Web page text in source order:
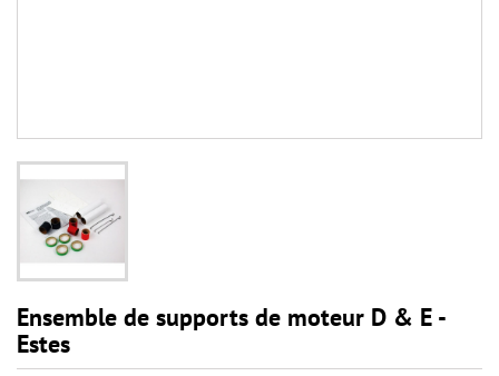
Ensemble de supports de moteur D & E -
Estes